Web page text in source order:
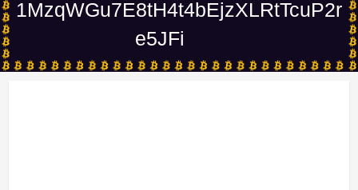
1MzqWGu7E8tH4t4bEjzXLRtTcuP2r
e5JFi